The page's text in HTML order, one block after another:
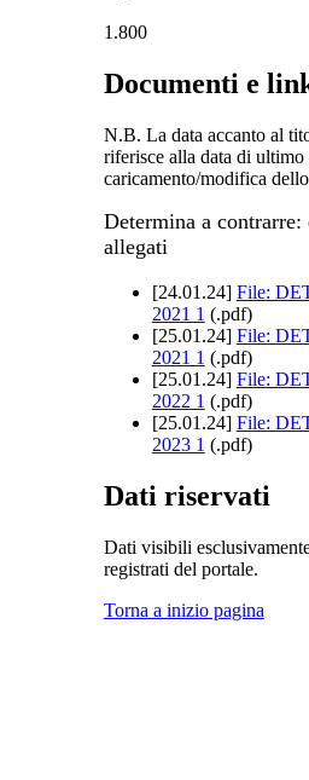
1.800
Documenti e
N.B. La data accanto al
riferisce alla data di ultimo
caricamento/modifica dello
Determina a contrarre:
allegati
[24.01.24] File:
2021 1 (.pdf)
[25.01.24] File:
2021 1 (.pdf)
[25.01.24] File:
2022 1 (.pdf)
[25.01.24] File:
2023 1 (.pdf)
Dati riservati
Dati visibili
registrati del portale.
Torna a inizio pagina